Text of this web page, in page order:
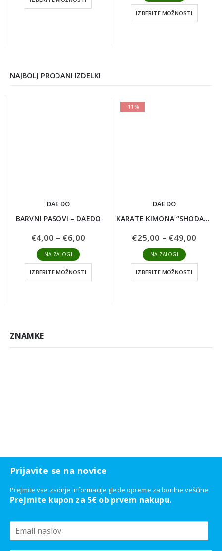
IZBERITE MOŽNOSTI
NAJBOLJ PRODANI IZDELKI
DAE DO
BARVNI PASOVI – DAEDO
€4,00 – €6,00
€4,00
do
€6,00
NA ZALOGI
IZBERITE MOŽNOSTI
-11%
DAE DO
KARATE KIMONA “SHODAN”
€25,00 – €49,00
NA ZALOGI
IZBERITE MOŽNOSTI
ZNAMKE
Prijavite se na novice
Prejmite vse zadnje informacije glede opreme za borilne veščine.
Prejmite kupon za 5€ ob prvem nakupu.